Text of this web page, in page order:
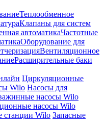
Теплообменное
Клапаны для систем
автоматикаЧастотные
Оборудование для
Вентиляционное
Расширительные баки
Циркуляционные
Wilo Насосы для
насосы Wilo
насосы Wilo
станции Wilo Запасные